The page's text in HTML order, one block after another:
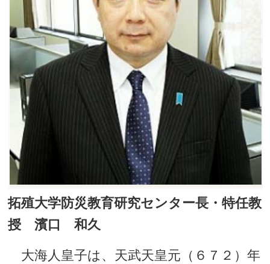
拓殖大学防災教育研究センター長・特任教
授 濱口 和久
大海人皇子は、天武天皇元（６７２）年